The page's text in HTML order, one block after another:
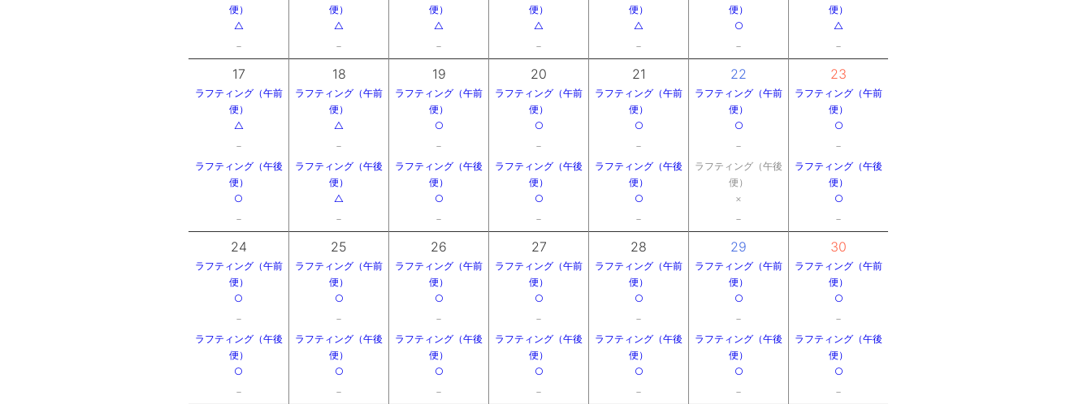
便）
△
－
便）
△
－
便）
△
－
便）
△
－
便）
△
－
便）
○
－
便）
△
－
17
ラフティング（午前
便）
△
－
ラフティング（午後
便）
○
－
18
ラフティング（午前
便）
△
－
ラフティング（午後
便）
△
－
19
ラフティング（午前
便）
○
－
ラフティング（午後
便）
○
－
20
ラフティング（午前
便）
○
－
ラフティング（午後
便）
○
－
21
ラフティング（午前
便）
○
－
ラフティング（午後
便）
○
－
22
ラフティング（午前
便）
○
－
ラフティング（午後
便）
×
－
23
ラフティング（午前
便）
○
－
ラフティング（午後
便）
○
－
24
ラフティング（午前
便）
○
－
ラフティング（午後
便）
○
－
25
ラフティング（午前
便）
○
－
ラフティング（午後
便）
○
－
26
ラフティング（午前
便）
○
－
ラフティング（午後
便）
○
－
27
ラフティング（午前
便）
○
－
ラフティング（午後
便）
○
－
28
ラフティング（午前
便）
○
－
ラフティング（午後
便）
○
－
29
ラフティング（午前
便）
○
－
ラフティング（午後
便）
○
－
30
ラフティング（午前
便）
○
－
ラフティング（午後
便）
○
－